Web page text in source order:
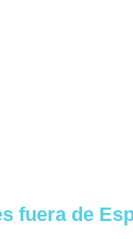
fuera de